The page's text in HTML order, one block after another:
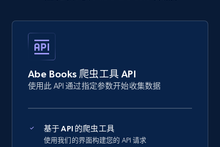
Abe Books 爬虫工具 API
使用此 API 通过指定参数开始收集数据
基于 API 的爬虫工具
使用我们的界面构建您的 API 请求